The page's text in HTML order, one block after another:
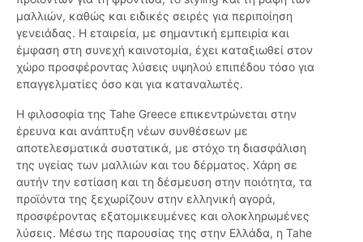
μαλλιών, καθώς και ειδικές σειρές για περιποίηση
γενειάδας. Η εταιρεία, με σημαντική εμπειρία και
έμφαση στη συνεχή καινοτομία, έχει καταξιωθεί στον
χώρο προσφέροντας λύσεις υψηλού επιπέδου τόσο για
επαγγελματίες όσο και για καταναλωτές.
Η φιλοσοφία της Tahe Greece επικεντρώνεται στην
έρευνα και ανάπτυξη νέων συνθέσεων με
αποτελεσματικά συστατικά, με στόχο τη διασφάλιση
της υγείας των μαλλιών και του δέρματος. Χάρη σε
αυτήν την εστίαση και τη δέσμευση στην ποιότητα, τα
προϊόντα της ξεχωρίζουν στην ελληνική αγορά,
προσφέροντας εξατομικευμένες και ολοκληρωμένες
λύσεις. Μέσω της παρουσίας της στην Ελλάδα, η Tahe